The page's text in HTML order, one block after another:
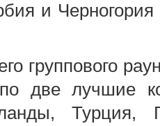
и
группового
по две лучшие
Турция,